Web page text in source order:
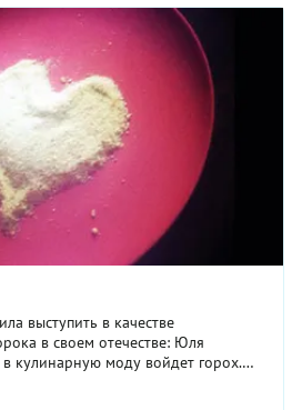
выступить в качестве
в своем отечестве: Юля
в кулинарную моду войдет горох.
мукой!